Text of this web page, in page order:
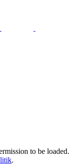
to be loaded.
.